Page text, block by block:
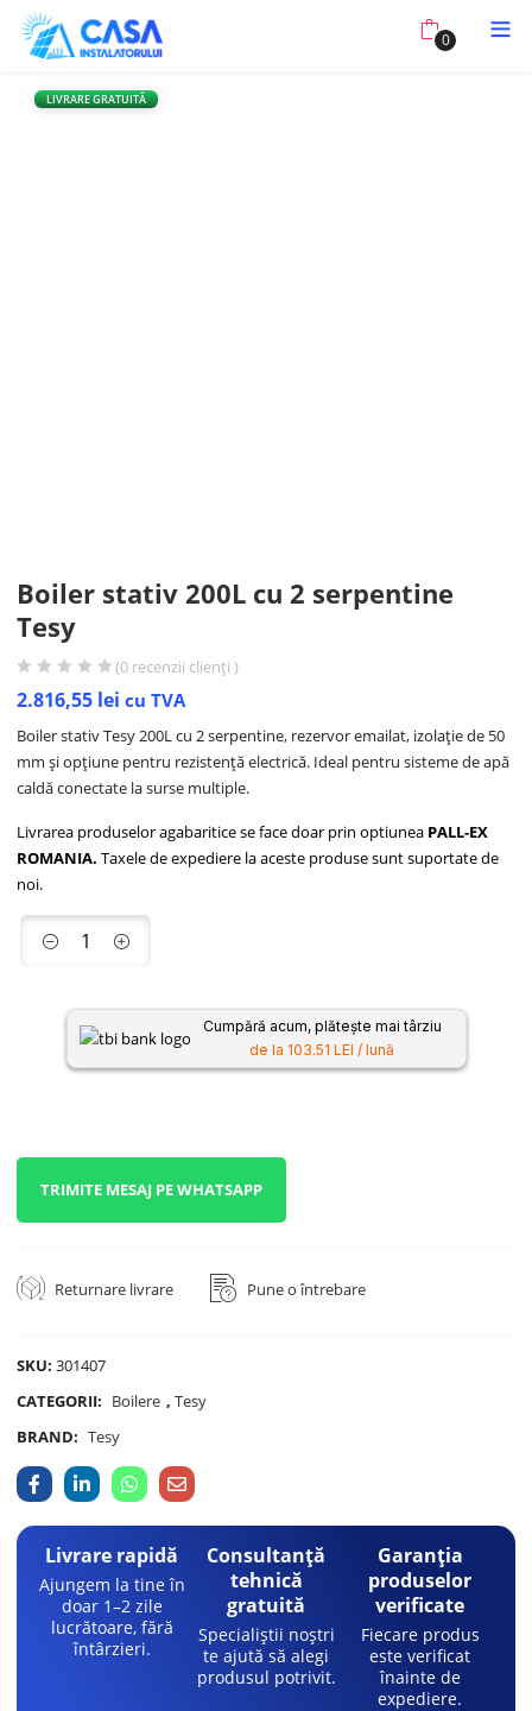
0
LIVRARE GRATUITĂ
Boiler stativ 200L cu 2 serpentine
Tesy
(0 recenzii clienți )
2.816,55 lei cu TVA
Boiler stativ Tesy 200L cu 2 serpentine, rezervor emailat, izolație de 50
mm și opțiune pentru rezistență electrică. Ideal pentru sisteme de apă
caldă conectate la surse multiple.
Livrarea produselor agabaritice se face doar prin optiunea PALL-EX
ROMANIA. Taxele de expediere la aceste produse sunt suportate de
noi.
Cumpără acum, plătește mai târziu
de la 103.51 LEI / lună
TRIMITE MESAJ PE WHATSAPP
Returnare livrare Pune o întrebare
SKU:301407
CATEGORII: Boilere ,Tesy
BRAND: Tesy
Livrare rapidă
Ajungem la tine în
doar 1–2 zile
lucrătoare, fără
întârzieri.
Consultanță
tehnică
gratuită
Specialiștii noștri
te ajută să alegi
produsul potrivit.
Garanția
produselor
verificate
Fiecare produs
este verificat
înainte de
expediere.